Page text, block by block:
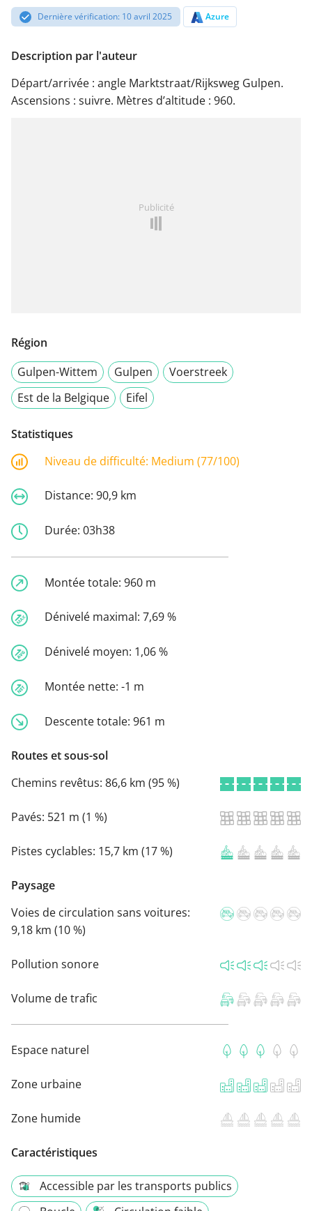
Dernière vérification: 10 avril 2025 Azure
Description par l'auteur
Départ/arrivée : angle Marktstraat/Rijksweg Gulpen.
Ascensions : suivre. Mètres d’altitude : 960.
Publicité
Région
Gulpen-Wittem
Gulpen
Voerstreek
Est de la Belgique
Eifel
Statistiques
Niveau de difficulté: Medium (77/100)
Distance: 90,9 km
Durée: 03h38
Montée totale: 960 m
Dénivelé maximal: 7,69 %
Dénivelé moyen: 1,06 %
Montée nette: -1 m
Descente totale: 961 m
Routes et sous-sol
Chemins revêtus: 86,6 km (95 %)
Pavés: 521 m (1 %)
Pistes cyclables: 15,7 km (17 %)
Paysage
Voies de circulation sans voitures:
9,18 km (10 %)
Pollution sonore
Volume de trafic
Espace naturel
Zone urbaine
Zone humide
Caractéristiques
Accessible par les transports publics